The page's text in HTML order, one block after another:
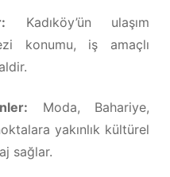
Kadıköy’ün ulaşım
konumu, iş amaçlı
Moda, Bahariye,
yakınlık kültürel
sağlar.